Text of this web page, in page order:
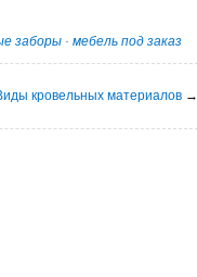
заборы · мебель под заказ
кровельных материалов →